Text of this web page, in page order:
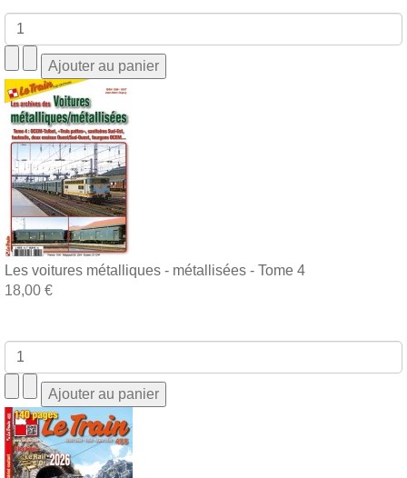
Les voitures métalliques - métallisées - Tome 4
18,00 €